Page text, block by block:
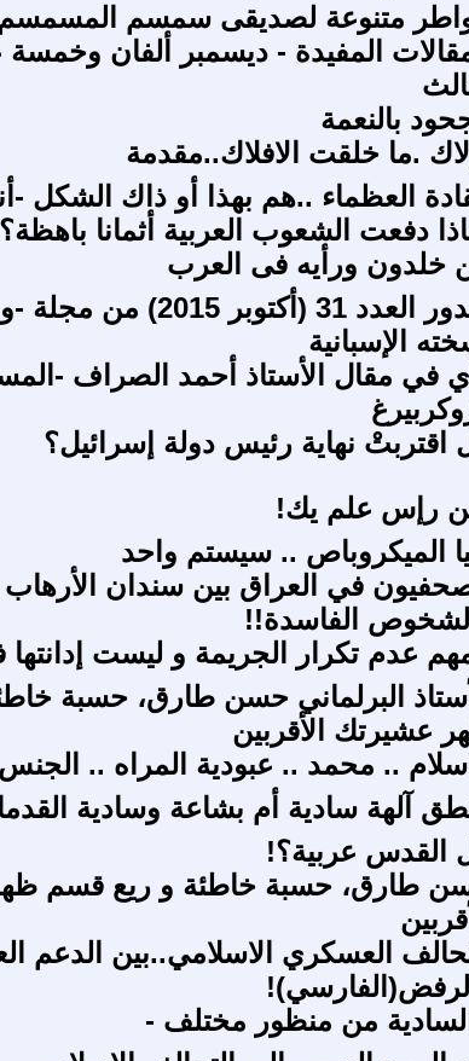
متنوعة لصديقى سمسم
المفيدة - ديسمبر ألفان
بالنعمة
.ما خلقت الافلاك..مقدمة
العظماء ..هم بهذا أو ذاك الشكل -
دفعت الشعوب العربية أثمانا باهظة؟
خلدون ورأيه فى العرب
صدور العدد 31
الإسبانية
في مقال الأستاذ أحمد الصراف -
اقتربتْ نهاية رئيس دولة إسرائيل؟
رإس علم يك!
الميكروباص .. سيستم واحد
في العراق بين سندان
الفاسدة!!
عدم تکرار الجريمة و ليست
البرلماني حسن طارق، حسبة
عشيرتك الأقربين
.. محمد .. عبودية المراه .. الجنس
آلهة سادية أم بشاعة وسادية
القدس عربية؟!
طارق، حسبة خاطئة و ريع قسم
العسكري الاسلامي..بين الدعم
من منظور مختلف -